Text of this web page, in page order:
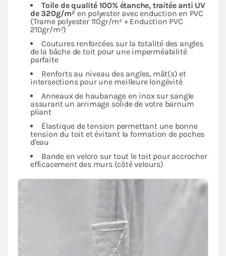
Toile de qualité 100% étanche, traitée anti UV
de 320g/m² en polyester avec enduction en PVC
(Trame polyester 110gr/m² + Enduction PVC
210gr/m²)
Coutures renforcées sur la totalité des angles
de la bâche de toit pour une imperméabilité
parfaite
Renforts au niveau des angles, mât(s) et
intersections pour une meilleure longévité
Anneaux de haubanage en inox sur sangle
assurant un arrimage solide de votre barnum
pliant
Élastique de tension permettant une bonne
tension du toit et évitant la formation de poches
d'eau
Bande en velcro sur tout le toit pour accrocher
efficacement des murs (côté velours)